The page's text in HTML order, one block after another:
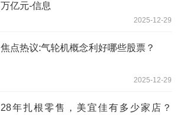
万亿元-信息
2025-12-29
焦点热议:气轮机概念利好哪些股票？
2025-12-29
28年扎根零售，美宜佳有多少家店？